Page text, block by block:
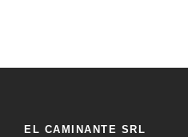
EL CAMINANTE SRL